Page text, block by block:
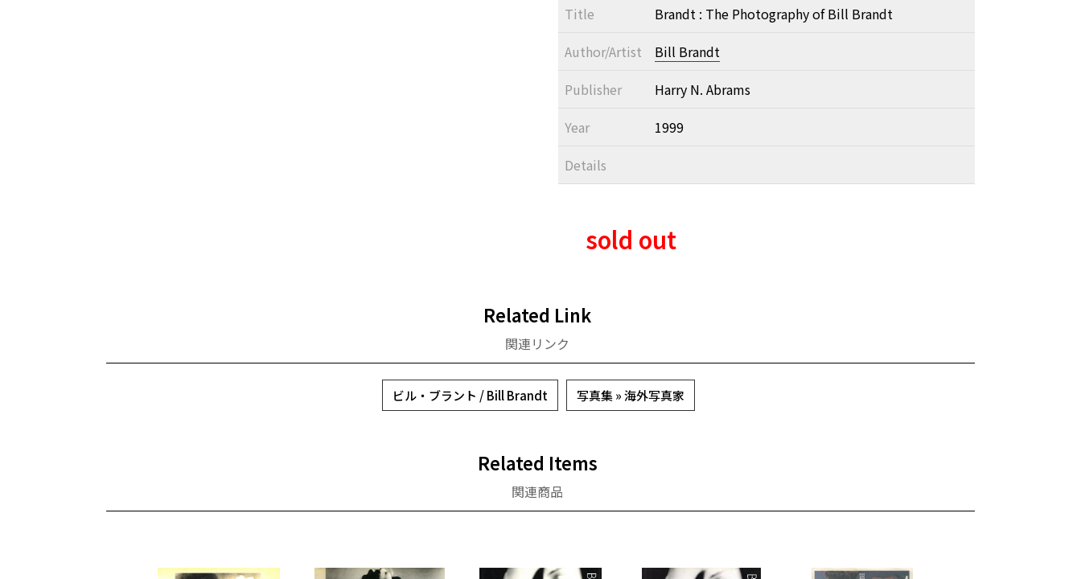
Title
Brandt : The Photography of Bill Brandt
Author/Artist
Bill Brandt
Publisher
Harry N. Abrams
Year
1999
Details
sold out
Related Link
関連リンク
ビル・ブラント / Bill Brandt 写真集 » 海外写真家
Related Items
関連商品